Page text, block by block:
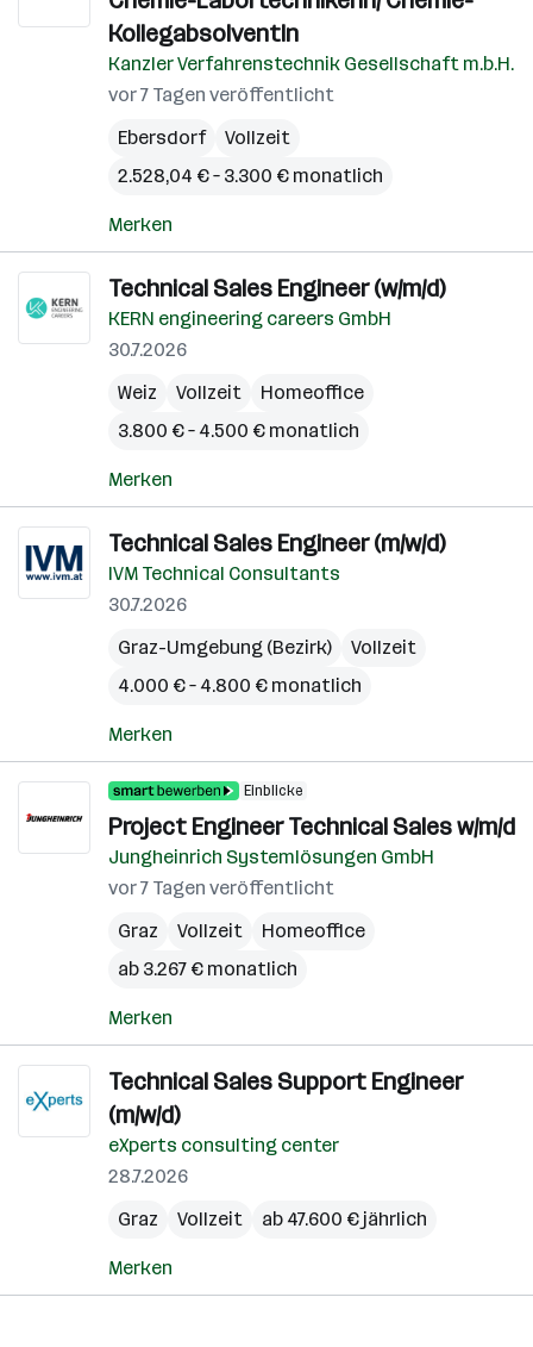
KollegabsolventIn
Kanzler Verfahrenstechnik Gesellschaft m.b.H.
vor 7 Tagen veröffentlicht
Ebersdorf
Vollzeit
2.528,04 € – 3.300 € monatlich
Merken
Technical Sales Engineer (w/m/d)
KERN engineering careers GmbH
30.7.2026
Weiz
Vollzeit
Homeoffice
3.800 € – 4.500 € monatlich
Merken
Technical Sales Engineer (m/w/d)
IVM Technical Consultants
30.7.2026
Graz-Umgebung (Bezirk)
Vollzeit
4.000 € – 4.800 € monatlich
Merken
Einblicke
Project Engineer Technical Sales w/m/d
Jungheinrich Systemlösungen GmbH
vor 7 Tagen veröffentlicht
Graz
Vollzeit
Homeoffice
ab 3.267 € monatlich
Merken
Technical Sales Support Engineer
(m/w/d)
eXperts consulting center
28.7.2026
Graz
Vollzeit ab 47.600 € jährlich
Merken